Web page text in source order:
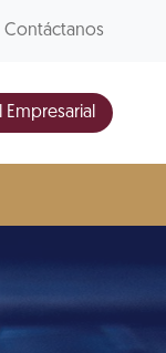
Contáctanos